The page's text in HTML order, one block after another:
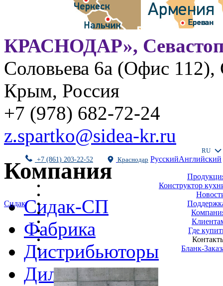
КРАСНОДАР»,
Соловьева 6а (Офис 112),
Крым, Россия
+7 (978) 682-72-24
z.spartko@sidea-kr.ru
Сидак
+7 (861) 203-22-52 Краснодар
RU
РусскийАнглийский
Конструктор
Где
Бланк-
Компания
Сидак-СП
Фабрика
Дистрибьюторы
Дилеры